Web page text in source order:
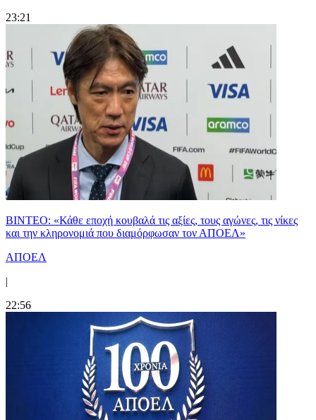
23:21
ΒΙΝΤΕΟ: «Κάθε εποχή κουβαλά τις αξίες, τους αγώνες, τις νίκες
και την κληρονομιά που διαμόρφωσαν τον ΑΠΟΕΛ»
ΑΠΟΕΛ
|
22:56